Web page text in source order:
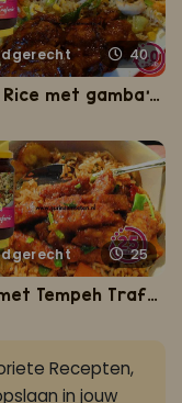
40
Fried Rice met gamba’s en ketjap kip
25
Nasi met Tempeh Trafasie
Recepten,
in jouw